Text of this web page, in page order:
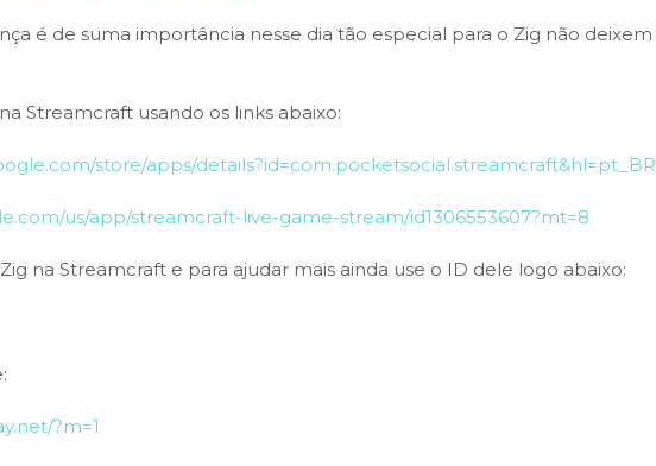
é de suma importância nesse dia tão especial para o Zig não deixem
Streamcraft usando os links abaixo:
store/apps/details?id=com.pocketsocial.streamcraft&hl=pt_BR
us/app/streamcraft-live-game-stream/id1306553607?mt=8
na Streamcraft e para ajudar mais ainda use o ID dele logo abaixo:
?m=1